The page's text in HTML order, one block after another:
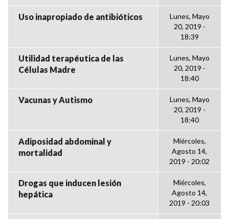
Uso inapropiado de antibióticos
Lunes, Mayo
20, 2019 -
18:39
Utilidad terapéutica de las
Células Madre
Lunes, Mayo
20, 2019 -
18:40
Vacunas y Autismo
Lunes, Mayo
20, 2019 -
18:40
Adiposidad abdominal y
mortalidad
Miércoles,
Agosto 14,
2019 - 20:02
Drogas que inducen lesión
hepática
Miércoles,
Agosto 14,
2019 - 20:03